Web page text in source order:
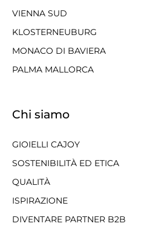
VIENNA SUD
KLOSTERNEUBURG
MONACO DI BAVIERA
PALMA MALLORCA
Chi siamo
GIOIELLI CAJOY
SOSTENIBILITÀ ED ETICA
QUALITÀ
ISPIRAZIONE
DIVENTARE PARTNER B2B